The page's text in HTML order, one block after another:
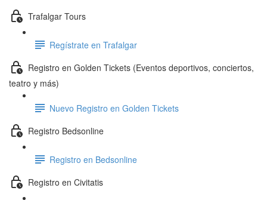
Trafalgar Tours
Regístrate en Trafalgar
Registro en Golden Tickets (Eventos deportivos, conciertos,
teatro y más)
Nuevo Registro en Golden Tickets
Registro Bedsonline
Registro en Bedsonline
Registro en Civitatis